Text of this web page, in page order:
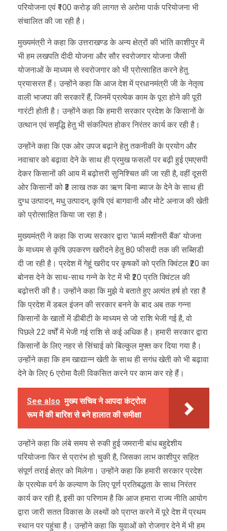
परियोजना एवं ₹100 करोड़ की लागत से अरोमा पार्क परियोजना भी
संचालित की जा रही है।
मुख्यमंत्री ने कहा कि उत्तराखण्ड के अन्य क्षेत्रों की भांति काशीपुर में
भी हम लखपति दीदी योजना और सौर स्वरोजगार योजना जैसी
योजनाओं के माध्यम से स्वरोजगार को भी प्रोत्साहित करने हेतु
प्रयासरत हैं। उन्होंने कहा कि आज देश में प्रधानमंत्री जी के नेतृत्व
वाली भाजपा की सरकारें हैं, जिनमें प्रत्येक काम के पूरा होने की पूरी
गारंटी होती है। उन्होंने कहा कि हमारी सरकार प्रदेश के किसानों के
उत्थान एवं समृद्धि हेतु भी संकल्पित होकर निरंतर कार्य कर रही है।
उन्होंने कहा कि एक ओर उपज बढ़ाने हेतु तकनीकी के प्रयोग और
नवाचार को बढ़ावा देने के साथ ही प्रमुख फसलों पर बढ़ी हुई एमएसपी
देकर किसानों की आय में बढ़ोत्तरी सुनिश्चित की जा रही है, वहीं दूसरी
ओर किसानों को ₹3 लाख तक का ऋण बिना ब्याज के देने के साथ ही
दुग्ध उत्पादन, मधु उत्पादन, कृषि एवं बागवानी और मोटे अनाज की खेती
को प्रोत्साहित किया जा रहा है।
मुख्यमंत्री ने कहा कि राज्य सरकार द्वारा ‘फार्म मशीनरी बैंक’ योजना
के माध्यम से कृषि उपकरण खरीदने हेतु 80 फीसदी तक की सब्सिडी
दी जा रही है। प्रदेश में गेहूं खरीद पर कृषकों को प्रति क्विंटल ₹20 का
बोनस देने के साथ-साथ गन्ने के रेट में भी ₹20 प्रति क्विंटल की
बढ़ोत्तरी की है। उन्होंने कहा कि मुझे ये बताते हुए अत्यंत हर्ष हो रहा है
कि प्रदेश में डबल इंजन की सरकार बनने के बाद अब तक गन्ना
किसानों के खातों में डीबीटी के माध्यम से जो राशि भेजी गई है, वो
पिछले 22 वर्षों में भेजी गई राशि से कई अधिक है। हमारी सरकार द्वारा
किसानों के लिए नहर से सिंचाई को बिल्कुल मुफ्त कर दिया गया है।
उन्होंने कहा कि हम खाद्यान्न खेती के साथ ही सगंध खेती को भी बढ़ावा
देने के लिए 6 एरोमा वैली विकसित करने पर काम कर रहे हैं।
See also मुख्य सचिव ने आपदा कंट्रोल
रूम में की बारिश से बने हालात की समीक्षा
उन्होंने कहा कि लंबे समय से रुकी हुई जमरानी बांध बहुद्देशीय
परियोजना फिर से प्रारंभ हो चुकी है, जिसका लाभ काशीपुर सहित
संपूर्ण तराई क्षेत्र को मिलेगा। उन्होंने कहा कि हमारी सरकार प्रदेश
के प्रत्येक वर्ग के कल्याण के लिए पूर्ण प्रतिबद्धता के साथ निरंतर
कार्य कर रही है, इसी का परिणाम है कि आज हमारा राज्य नीति आयोग
द्वारा जारी सतत विकास के लक्ष्यों को प्राप्त करने में पूरे देश में प्रथम
स्थान पर पहुंचा है। उन्होंने कहा कि युवाओं को रोजगार देने में भी हम